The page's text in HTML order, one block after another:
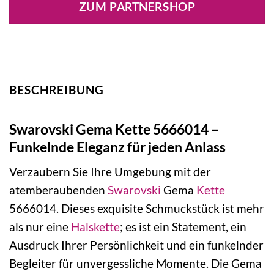
230,00 €161,00 €.
ZUM PARTNERSHOP
BESCHREIBUNG
Swarovski Gema Kette 5666014 –
Funkelnde Eleganz für jeden Anlass
Verzaubern Sie Ihre Umgebung mit der
atemberaubenden Swarovski Gema Kette
5666014. Dieses exquisite Schmuckstück ist mehr
als nur eine Halskette; es ist ein Statement, ein
Ausdruck Ihrer Persönlichkeit und ein funkelnder
Begleiter für unvergessliche Momente. Die Gema